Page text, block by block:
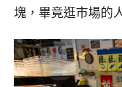
塊，畢竟逛市場的